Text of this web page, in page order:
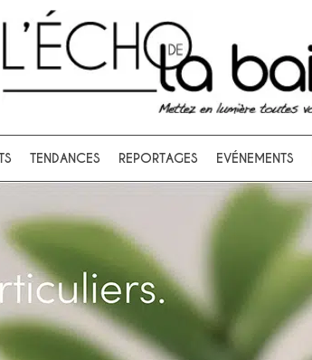
Ok
TENDANCES REPORTAGES EVÉNEMENTS